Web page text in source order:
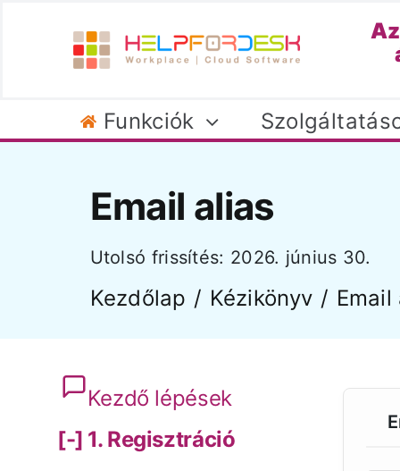
Funkciók
Első lepésék
Regisztráció
Céges profil
Email alias
Utolsó frissítés: 2026. június 30.
Kezdőlap Kézikönyv
Kezdő lépések
1. Regisztráció